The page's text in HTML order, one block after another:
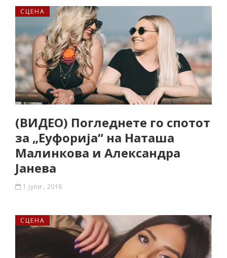
СЦЕНА
(ВИДЕО) Погледнете го спотот
за „Еуфорија“ на Наташа
Малинкова и Александра
Јанева
1 јули , 2018
СЦЕНА